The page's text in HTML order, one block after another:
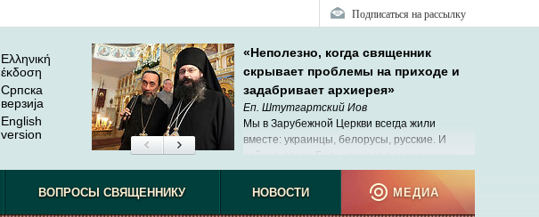
Подписаться на рассылку
Ελληνική
έκδοση
Српска
верзиjа
English
version
«Неполезно, когда священник
скрывает проблемы на приходе и
задабривает архиерея»
Еп. Штутгартский Иов
Мы в Зарубежной Церкви всегда жили
вместе: украинцы, белорусы, русские. И
эти теплые отношения.
ВОПРОСЫ СВЯЩЕННИКУ НОВОСТИ МЕДИА